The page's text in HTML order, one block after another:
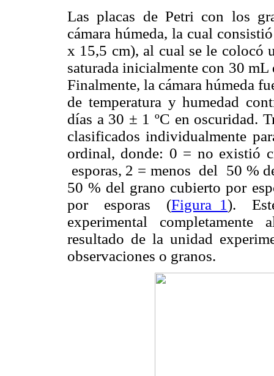
Las placas de Petri con los
cámara húmeda, la cual
x 15,5 cm), al cual se le colocó
saturada inicialmente con 30 mL
Finalmente, la cámara húmeda
de temperatura y humedad
días a 30 ± 1 ºC en oscuridad.
clasificados individualmente
ordinal, donde: 0 = no existió
esporas, 2 = menos del 50 %
50 % del grano cubierto por
por esporas (Figura 1).
experimental
resultado de la unidad
observaciones o granos.